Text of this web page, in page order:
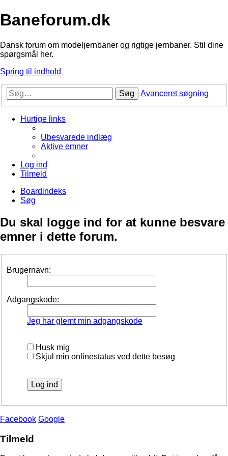
Baneforum.dk
Dansk forum om modeljernbaner og rigtige jernbaner. Stil dine
spørgsmål her.
Spring til indhold
Søg Avanceret søgning
Hurtige links
Ubesvarede indlæg
Aktive emner
Log ind
Tilmeld
Boardindeks
Søg
Du skal logge ind for at kunne besvare
emner i dette forum.
Brugernavn:
Adgangskode:
Jeg har glemt min adgangskode
Husk mig
Skjul min onlinestatus ved dette besøg
Facebook Google
Tilmeld